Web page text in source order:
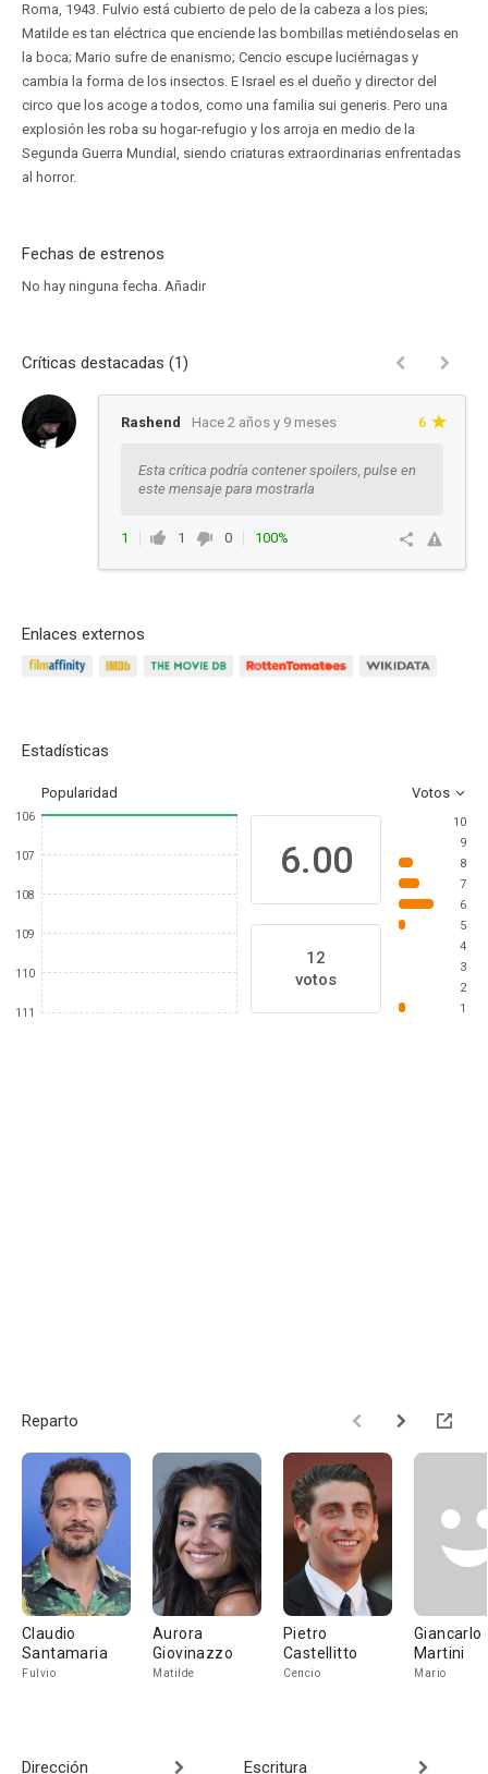
Roma, 1943. Fulvio está cubierto de pelo de la cabeza a los pies;
Matilde es tan eléctrica que enciende las bombillas metiéndoselas en
la boca; Mario sufre de enanismo; Cencio escupe luciérnagas y
cambia la forma de los insectos. E Israel es el dueño y director del
circo que los acoge a todos, como una familia sui generis. Pero una
explosión les roba su hogar-refugio y los arroja en medio de la
Segunda Guerra Mundial, siendo criaturas extraordinarias enfrentadas
al horror.
Fechas de estrenos
No hay ninguna fecha. Añadir
Críticas destacadas (1)
Rashend Hace 2 años y 9 meses 6
Esta crítica podría contener spoilers, pulse en
este mensaje para mostrarla
1 1 0
100%
Enlaces externos
Estadísticas
Popularidad Votos
106
107
108
109
110
111
6.00
12
votos
10
9
8
7
6
5
4
3
2
1
Reparto
Claudio
Santamaria
Fulvio
Aurora
Giovinazzo
Matilde
Pietro
Castellitto
Cencio
Giancarlo
Martini
Mario
Dirección Escritura